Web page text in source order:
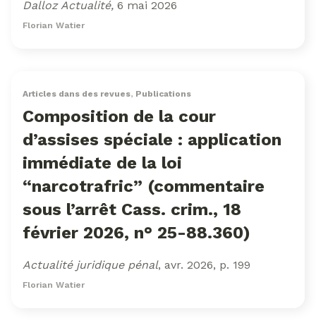
Dalloz Actualité, 6 mai 2026
Florian Watier
Articles dans des revues, Publications
Composition de la cour
d’assises spéciale : application
immédiate de la loi
“narcotrafric” (commentaire
sous l’arrêt Cass. crim., 18
février 2026, n° 25-88.360)
Actualité juridique pénal, avr. 2026, p. 199
Florian Watier